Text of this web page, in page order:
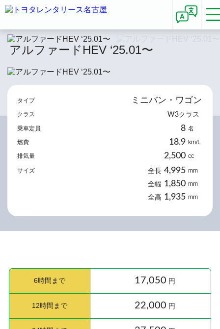
アルファードHEV ‘25.01〜
タイプ ミニバン・ワゴン
クラス
W3クラス
乗車定員
8 名
燃費
18.9 km/L
排気量
2,500 cc
サイズ 全長 4,995 mm
全幅 1,850 mm
全高 1,935 mm
6時間まで
12時間まで
17,050
22,000